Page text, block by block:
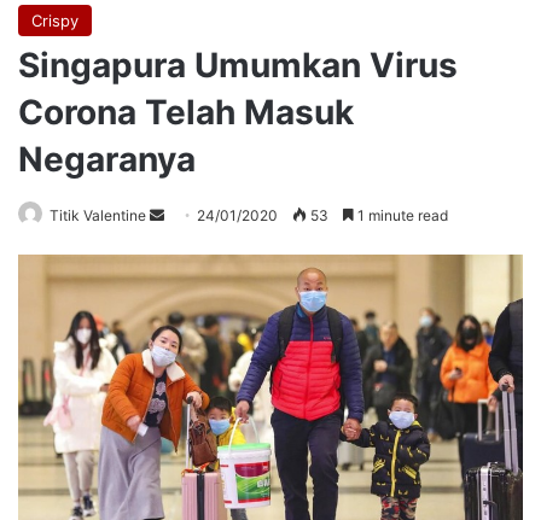
Crispy
Singapura Umumkan Virus
Corona Telah Masuk
Negaranya
Titik Valentine
Send
email
24/01/2020 53 1 minute read